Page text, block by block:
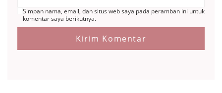
Simpan nama, email, dan situs web saya pada peramban ini untuk
komentar saya berikutnya.